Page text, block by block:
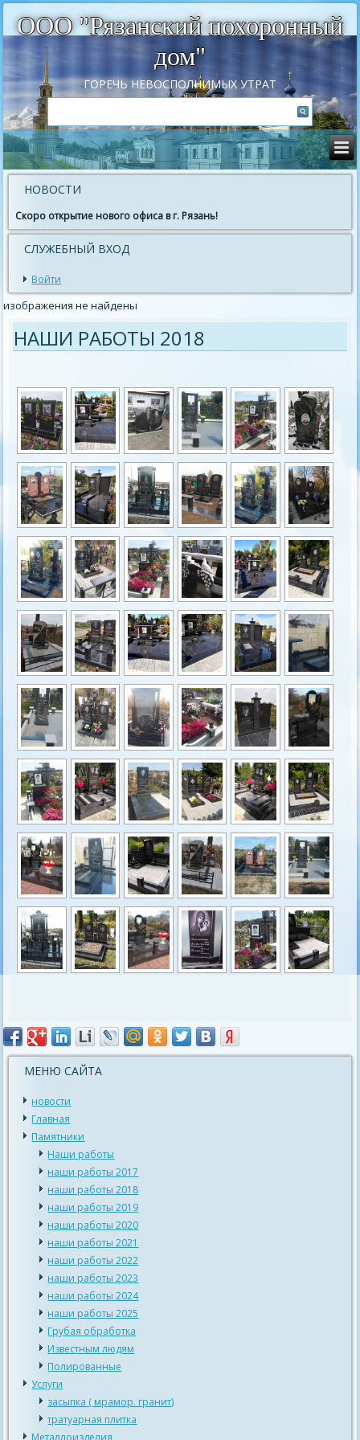
ООО "Рязанский похоронный
дом"
ГОРЕЧЬ НЕВОСПОЛНИМЫХ УТРАТ
НОВОСТИ
Скоро открытие нового офиса в г. Рязань!
СЛУЖЕБНЫЙ ВХОД
Войти
изображения не найдены
НАШИ РАБОТЫ 2018
МЕНЮ САЙТА
новости
Главная
Памятники
Наши работы
наши работы 2017
наши работы 2018
наши работы 2019
наши работы 2020
наши работы 2021
наши работы 2022
наши работы 2023
наши работы 2024
наши работы 2025
Грубая обработка
Известным людям
Полированные
Услуги
засыпка ( мрамор. гранит)
тратуарная плитка
Металлоизделия